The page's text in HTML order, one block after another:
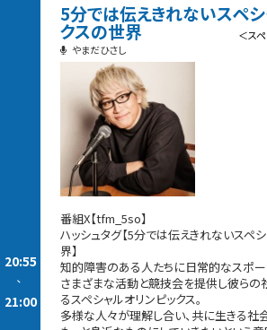
20:55
-
21:00
5分では伝えきれないスペ
クスの世界
＜ス
やまだひさし
番組X【tfm_5so】
ハッシュタグ【5分では伝えきれないスペ
界】
知的障害のある人たちに日常的なスポー
さまざまな活動と競技会を提供し彼らの
るスペシャルオリンピックス。
多様な人々が理解し合い、共に生きる社